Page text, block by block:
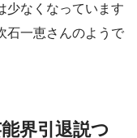
少なくなっています
石一恵さんのようで
界引退説つ